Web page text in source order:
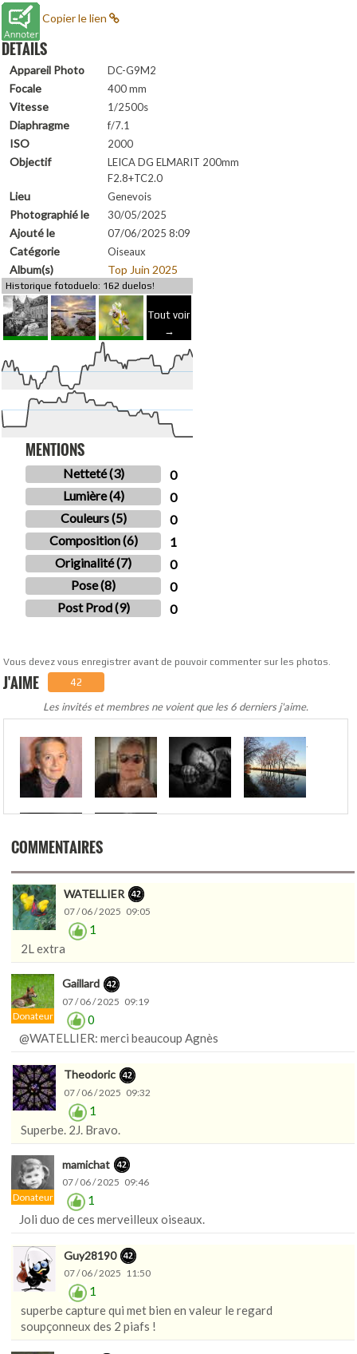
Copier le lien
DETAILS
Appareil Photo DC-G9M2
Focale 400 mm
Vitesse 1/2500s
Diaphragme f/7.1
ISO 2000
Objectif
LEICA DG ELMARIT 200mm
F2.8+TC2.0
Lieu Genevois
Photographié le 30/05/2025
Ajouté le 07/06/2025 8:09
Catégorie Oiseaux
Album(s) Top Juin 2025
Historique fotoduelo: 162 duelos!
Tout voir
→
MENTIONS
Netteté (3)
0
Lumière (4)
0
Couleurs (5)
0
Composition (6)
1
Originalité (7)
0
Pose (8)
0
Post Prod (9)
0
Vous devez vous enregistrer avant de pouvoir commenter sur les photos.
J'AIME 42
Les invités et membres ne voient que les 6 derniers j'aime.
.
COMMENTAIRES
WATELLIER
07 / 06 / 2025 09:05
1
2L extra
Donateur
Gaillard
07 / 06 / 2025 09:19
0
@WATELLIER: merci beaucoup Agnès
Theodoric
07 / 06 / 2025 09:32
1
Superbe. 2J. Bravo.
Donateur
mamichat
07 / 06 / 2025 09:46
1
Joli duo de ces merveilleux oiseaux.
Guy28190
07 / 06 / 2025 11:50
1
superbe capture qui met bien en valeur le regard
soupçonneux des 2 piafs !